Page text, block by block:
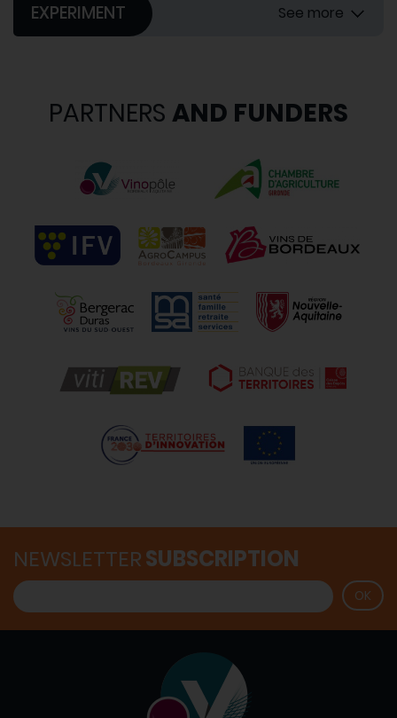
EXPERIMENT See more
PARTNERS AND FUNDERS
NEWSLETTERSUBSCRIPTION